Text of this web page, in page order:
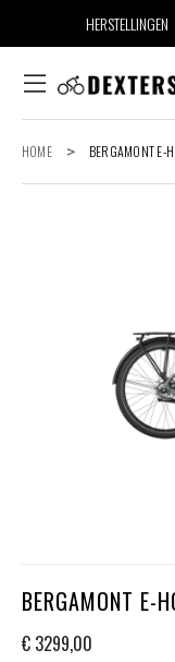
HERSTELLINGEN
HOME > BERGAMONT
BERGAMONT E-
€ 3299,00